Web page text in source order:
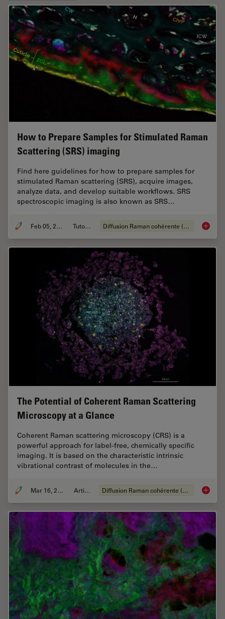
How to Prepare Samples for Stimulated Raman
Scattering (SRS) imaging
Find here guidelines for how to prepare samples for
stimulated Raman scattering (SRS), acquire images,
analyze data, and develop suitable workflows. SRS
spectroscopic imaging is also known as SRS…
Feb 05, 2024 Tutoriel Diffusion Raman cohérente (CRS) How to
The Potential of Coherent Raman Scattering
Microscopy at a Glance
Coherent Raman scattering microscopy (CRS) is a
powerful approach for label-free, chemically specific
imaging. It is based on the characteristic intrinsic
vibrational contrast of molecules in the…
Mar 16, 2022 Article Diffusion Raman cohérente (CRS) The